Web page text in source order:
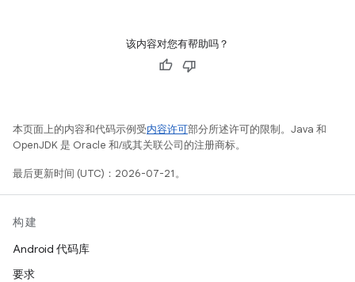
该内容对您有帮助吗？
本页面上的内容和代码示例受内容许可部分所述许可的限制。Java 和
OpenJDK 是 Oracle 和/或其关联公司的注册商标。
最后更新时间 (UTC)：2026-07-21。
构建
Android 代码库
要求